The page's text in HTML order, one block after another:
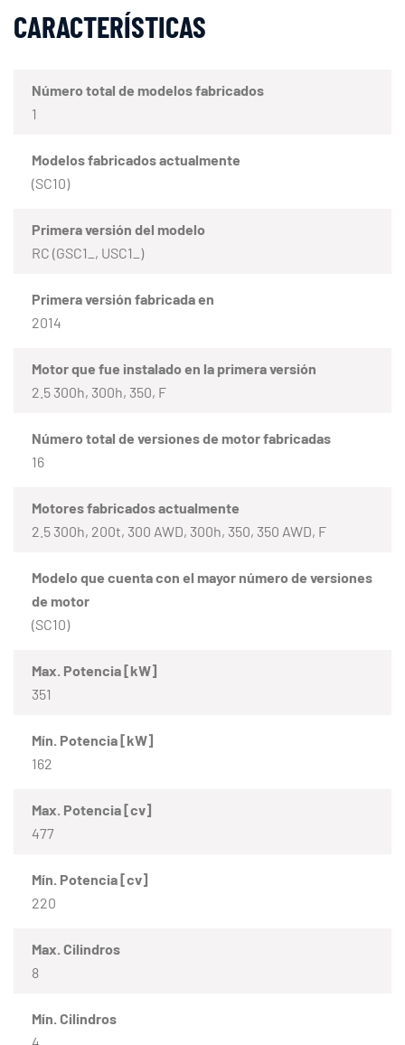
CARACTERÍSTICAS
Número total de modelos fabricados
1
Modelos fabricados actualmente
(SC10)
Primera versión del modelo
RC (GSC1_, USC1_)
Primera versión fabricada en
2014
Motor que fue instalado en la primera versión
2.5 300h, 300h, 350, F
Número total de versiones de motor fabricadas
16
Motores fabricados actualmente
2.5 300h, 200t, 300 AWD, 300h, 350, 350 AWD, F
Modelo que cuenta con el mayor número de versiones
de motor
(SC10)
Max. Potencia [kW]
351
Mín. Potencia [kW]
162
Max. Potencia [cv]
477
Mín. Potencia [cv]
220
Max. Cilindros
8
Mín. Cilindros
4